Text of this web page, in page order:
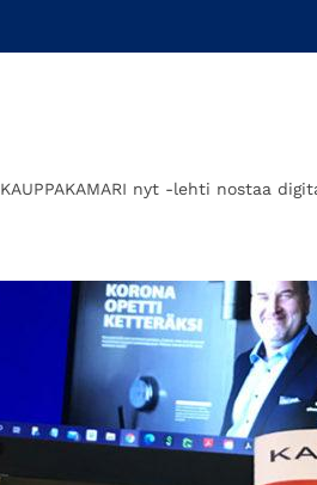
KAUPPAKAMARI nyt -lehti nostaa